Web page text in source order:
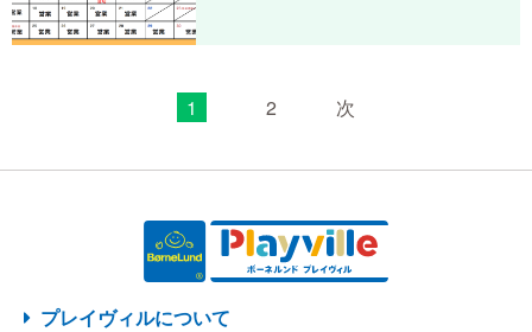
1 2 次
プレイヴィルについて